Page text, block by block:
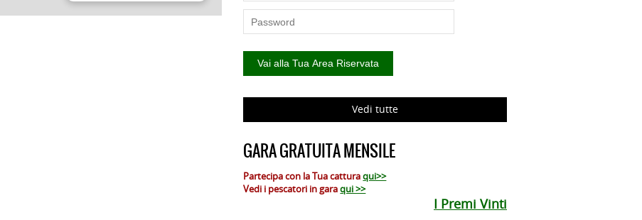
Vedi tutte
GARA GRATUITA MENSILE
Partecipa con la Tua catturaqui>>
Vedi i pescatori in garaqui >>
I Premi Vinti